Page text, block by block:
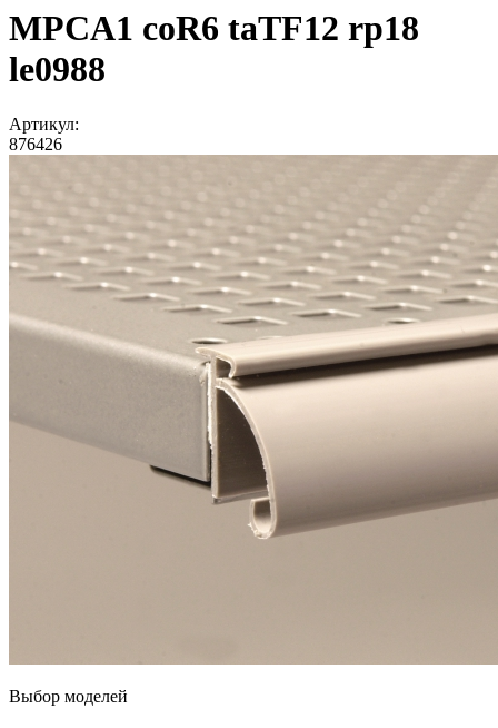
MPCA1 coR6 taTF12 rp18
le0988
Артикул:
876426
Выбор моделей